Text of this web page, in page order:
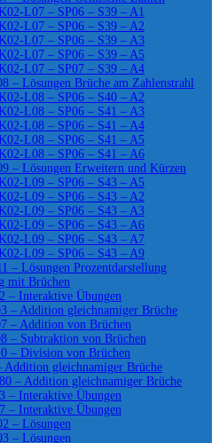
L07 – SP06 – S39 – A1
L07 – SP06 – S39 – A2
L07 – SP06 – S39 – A3
L07 – SP06 – S39 – A5
L07 – SP07 – S39 – A4
– Lösungen Brüche am Zahlenstrahl
L08 – SP06 – S40 – A2
L08 – SP06 – S41 – A3
L08 – SP06 – S41 – A4
L08 – SP06 – S41 – A5
L08 – SP06 – S41 – A6
– Lösungen Erweitern und Kürzen
L09 – SP06 – S43 – A5
L09 – SP06 – S43 – A2
L09 – SP06 – S43 – A3
L09 – SP06 – S43 – A6
L09 – SP06 – S43 – A7
L09 – SP06 – S43 – A9
– Lösungen Prozentdarstellung
mit Brüchen
– Interaktive Übungen
– Addition gleichnamiger Brüche
– Addition von Brüchen
– Subtraktion von Brüchen
– Division von Brüchen
Addition gleichnamiger Brüche
– Addition gleichnamiger Brüche
– Interaktive Übungen
– Interaktive Übungen
– Lösungen
– Lösungen